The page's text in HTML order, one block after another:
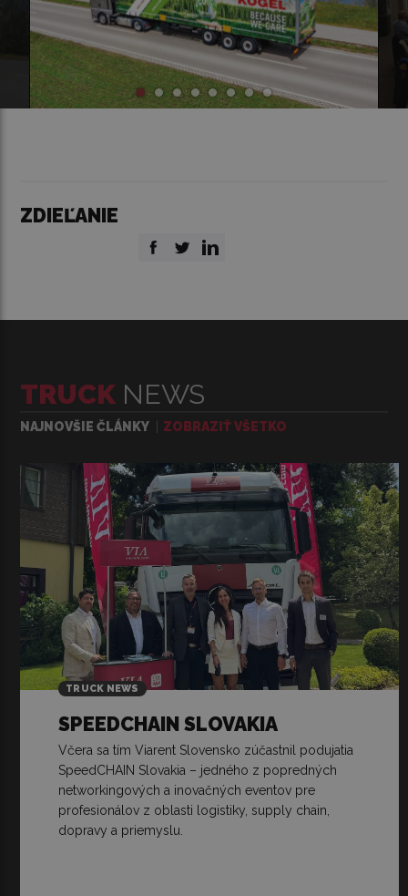
ZDIEĽANIE
TRUCK NEWS
NAJNOVŠIE ČLÁNKY ZOBRAZIŤ VŠETKO
TRUCK NEWS
SPEEDCHAIN SLOVAKIA
Včera sa tím Viarent Slovensko zúčastnil podujatia
SpeedCHAIN Slovakia – jedného z popredných
networkingových a inovačných eventov pre
profesionálov z oblasti logistiky, supply chain,
dopravy a priemyslu.